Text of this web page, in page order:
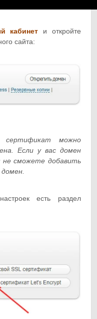
кабинет и откройте
сайта:
можно
Если у вас домен
не сможете добавить
есть раздел